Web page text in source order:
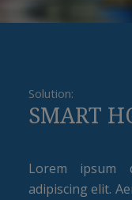
Solution:
SMART
Lorem ipsum
adipiscing elit.